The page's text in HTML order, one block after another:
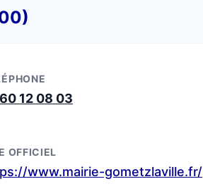
12 08 03
OFFICIEL
www.mairie-gometzlaville.fr/